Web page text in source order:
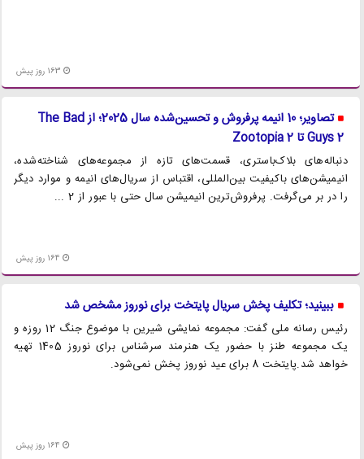
163 روز پیش
تصاویر؛ 10 انیمه پرفروش و تحسین‌شده سال 2025؛ از The Bad
Guys 2 تا Zootopia 2
دنباله‌های بلاک‌باستری، قسمت‌های تازه از مجموعه‌های شناخته‌شده،
انیمیشن‌های باکیفیت بین‌المللی، اقتباس از سریال‌های انیمه و موارد دیگر
را در بر می‌گرفت. پرفروش‌ترین انیمیشن سال حتی با عبور از 2 ...
164 روز پیش
ببینید؛ تکلیف پخش سریال پایتخت برای نوروز مشخص شد
رئیس رسانه ملی گفت: مجموعه نمایشی شیرین با موضوع جنگ 12 روزه و
یک مجموعه طنز با حضور یک هنرمند سرشناس برای نوروز 1405 تهیه
خواهد شد.پایتخت 8 برای عید نوروز پخش نمی‌شود.
164 روز پیش